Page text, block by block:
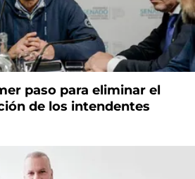
paso para eliminar el
de los intendentes